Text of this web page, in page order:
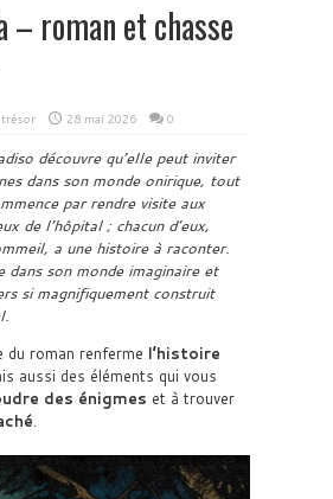
– roman et chasse
trésor 28 mai 2026 0
découvre qu’elle peut inviter
dans son monde onirique, tout
par rendre visite aux
de l’hôpital ; chacun d’eux,
a une histoire à raconter.
dans son monde imaginaire et
si magnifiquement construit
du roman renferme l’histoire
aussi des éléments qui vous
des énigmes et à trouver
.